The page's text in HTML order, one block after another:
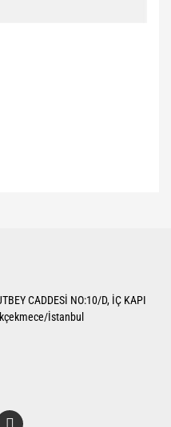
CADDESİ NO:10/D, İÇ KAPI
İstanbul